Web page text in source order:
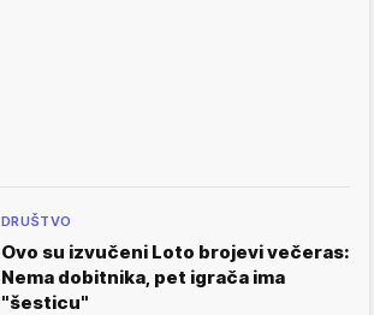
DRUŠTVO
Ovo su izvučeni Loto brojevi večeras:
Nema dobitnika, pet igrača ima
"šesticu"